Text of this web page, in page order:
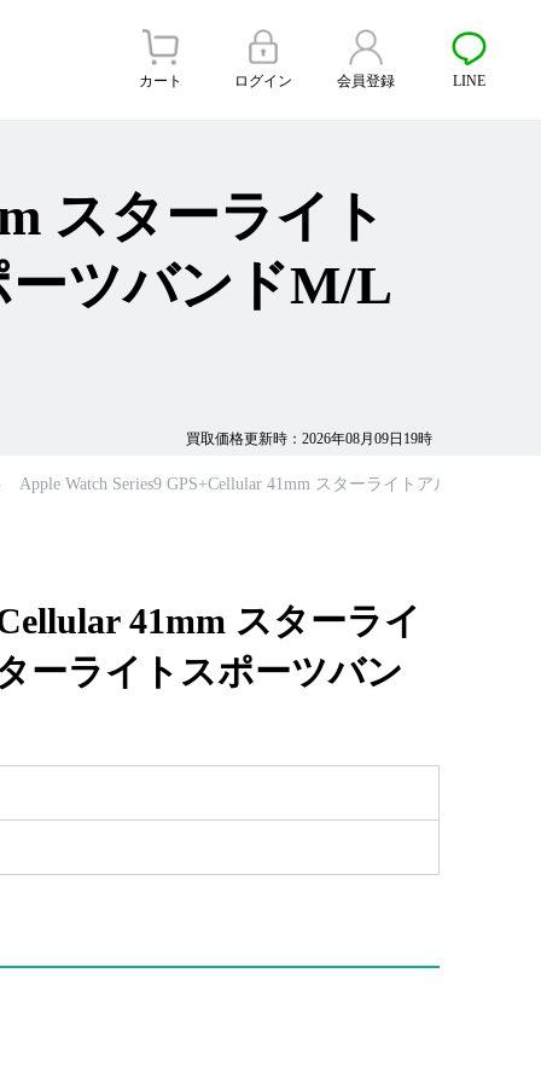
カート ログイン 会員登録 LINE
買取価格更新時：2026年08月09日19時
スターライト
ツバンドM/L
Apple Watch Series9 GPS+Cellular 41mm スターライトアルミニウ
41mm スターライ
ーライトスポーツバン